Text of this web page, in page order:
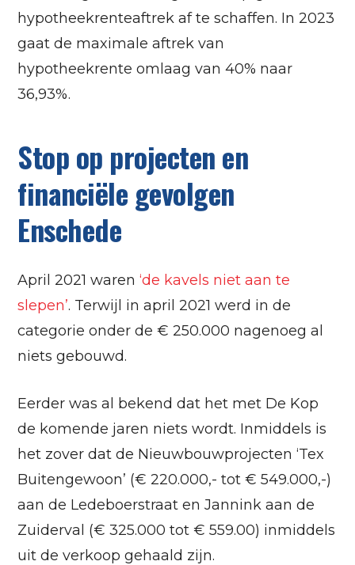
hypotheekrenteaftrek af te schaffen. In 2023
gaat de maximale aftrek van
hypotheekrente omlaag van 40% naar
36,93%.
Stop op projecten en
financiële gevolgen
Enschede
April 2021 waren‘de kavels niet aan te
slepen’. Terwijl in april 2021 werd in de
categorie onder de € 250.000 nagenoeg al
niets gebouwd.
Eerder was al bekend dat het met De Kop
de komende jaren niets wordt. Inmiddels is
het zover dat de Nieuwbouwprojecten ‘Tex
Buitengewoon’ (€ 220.000,- tot € 549.000,-)
aan de Ledeboerstraat en Jannink aan de
Zuiderval (€ 325.000 tot € 559.00) inmiddels
uit de verkoop gehaald zijn.